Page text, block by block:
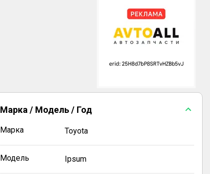
Марка / Модель / Год
Марка Toyota
Модель Ipsum